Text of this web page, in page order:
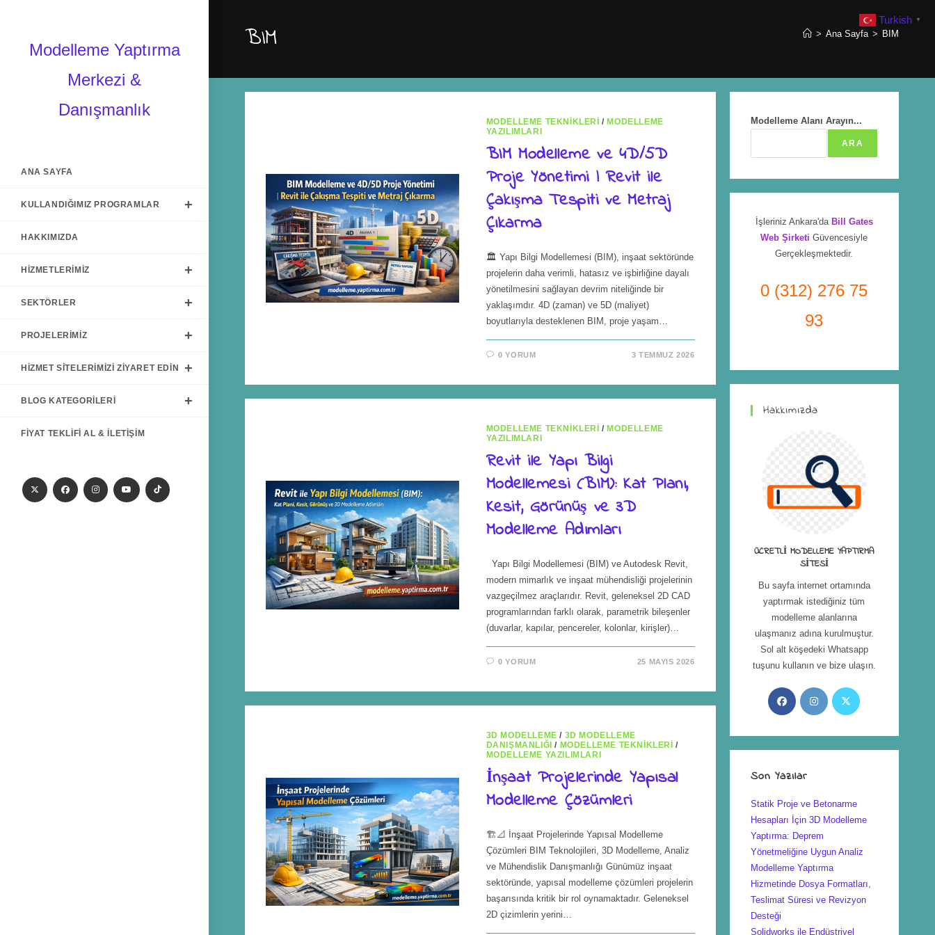
Modelleme Yaptırma
Merkezi &
Danışmanlık
ANA SAYFA
KULLANDIĞIMIZ PROGRAMLAR
HAKKIMIZDA
HIZMETLERIMIZ
SEKTÖRLER
PROJELERIMIZ
HIZMET SITELERIMIZI ZIYARET EDIN
BLOG KATEGORILERI
FIYAT TEKLIFI AL & İLETIŞIM
BIM > Ana Sayfa > BIM
MODELLEME TEKNIKLERI / MODELLEME
YAZILIMLARI
BIM Modelleme ve 4D/5D
Proje Yönetimi | Revit ile
Çakışma Tespiti ve Metraj
Çıkarma
🏛️ Yapı Bilgi Modellemesi (BIM), inşaat sektöründe
projelerin daha verimli, hatasız ve işbirliğine dayalı
yönetilmesini sağlayan devrim niteliğinde bir
yaklaşımdır. 4D (zaman) ve 5D (maliyet)
boyutlarıyla desteklenen BIM, proje yaşam…
0 YORUM 3 TEMMUZ 2026
MODELLEME TEKNIKLERI / MODELLEME
YAZILIMLARI
Revit ile Yapı Bilgi
Modellemesi (BIM): Kat Planı,
Kesit, Görünüş ve 3D
Modelleme Adımları
Yapı Bilgi Modellemesi (BIM) ve Autodesk Revit,
modern mimarlık ve inşaat mühendisliği projelerinin
vazgeçilmez araçlarıdır. Revit, geleneksel 2D CAD
programlarından farklı olarak, parametrik bileşenler
(duvarlar, kapılar, pencereler, kolonlar, kirişler)…
0 YORUM 25 MAYIS 2026
3D MODELLEME / 3D MODELLEME
DANIŞMANLIĞI / MODELLEME TEKNIKLERI /
MODELLEME YAZILIMLARI
İnşaat Projelerinde Yapısal
Modelleme Çözümleri
🏗️📐 İnşaat Projelerinde Yapısal Modelleme
Çözümleri BIM Teknolojileri, 3D Modelleme, Analiz
ve Mühendislik Danışmanlığı Günümüz inşaat
sektöründe, yapısal modelleme çözümleri projelerin
başarısında kritik bir rol oynamaktadır. Geleneksel
2D çizimlerin yerini…
Modelleme Alanı Arayın...
ARA
İşleriniz Ankara'da Bill Gates
Web ŞirketiGüvencesiyle
Gerçekleşmektedir.
0 (312) 276 75
93
Hakkımızda
ÜCRETLI MODELLEME YAPTIRMA
SITESI
Bu sayfa internet ortamında
yaptırmak istediğiniz tüm
modelleme alanlarına
ulaşmanız adına kurulmuştur.
Sol alt köşedeki Whatsapp
tuşunu kullanın ve bize ulaşın.
Son Yazılar
Statik Proje ve Betonarme
Hesapları İçin 3D Modelleme
Yaptırma: Deprem
Yönetmeliğine Uygun Analiz
Modelleme Yaptırma
Hizmetinde Dosya Formatları,
Teslimat Süresi ve Revizyon
Desteği
Solidworks ile Endüstriyel
Turkish ▼